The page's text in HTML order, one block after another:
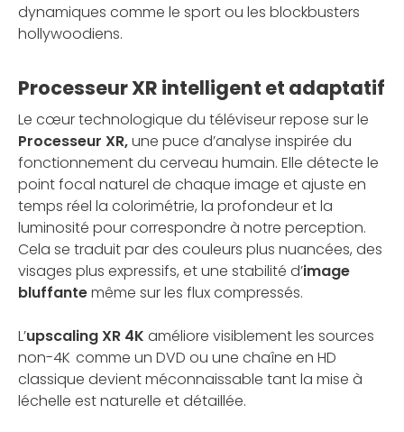
dynamiques comme le sport ou les blockbusters
hollywoodiens.
Processeur XR intelligent et adaptatif
Le cœur technologique du téléviseur repose sur le
Processeur XR,une puce d’analyse inspirée du
fonctionnement du cerveau humain. Elle détecte le
point focal naturel de chaque image et ajuste en
temps réel la colorimétrie, la profondeur et la
luminosité pour correspondre à notre perception.
Cela se traduit par des couleurs plus nuancées, des
visages plus expressifs, et une stabilité d’image
bluffantemême sur les flux compressés.
L’upscaling XR 4K améliore visiblement les sources
non-4K comme un DVD ou une chaîne en HD
classique devient méconnaissable tant la mise à
léchelle est naturelle et détaillée.